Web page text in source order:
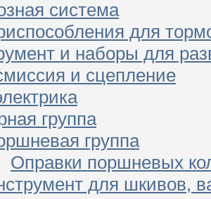
система
для
и наборы для
и сцепление
группа
группа
Оправки поршневых
для шкивов,